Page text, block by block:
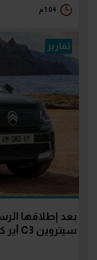
1:04 م
تقارير
سيتروين C3 آير كروس بالسوق المصري